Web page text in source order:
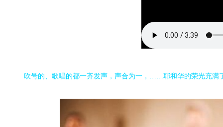
吹号的、歌唱的都一齐发声，声合为一，……耶和华的荣光充满